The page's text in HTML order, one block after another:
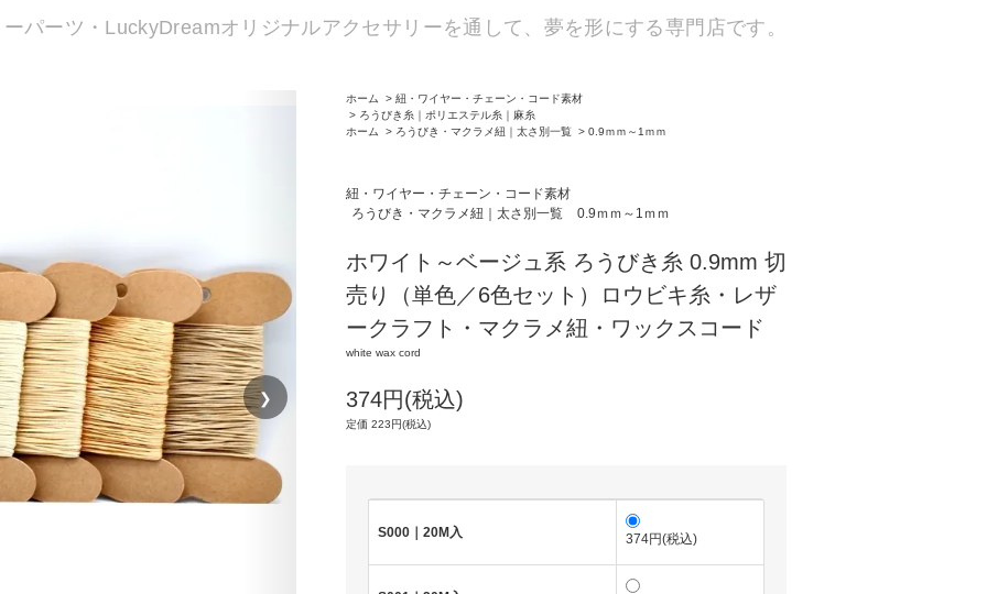
パーツ・LuckyDreamオリジナルアクセサリーを通して、夢を形にする専門店です。
❯
ホーム > 紐・ワイヤー・チェーン・コード素材
> ろうびき糸｜ポリエステル糸｜麻糸
ホーム
> ろうびき・マクラメ紐｜太さ別一覧 > 0.9ｍｍ～1ｍｍ
紐・ワイヤー・チェーン・コード素材
ろうびき・マクラメ紐｜太さ別一覧
0.9ｍｍ～1ｍｍ
ホワイト～ベージュ系 ろうびき糸 0.9mm 切
売り（単色／6色セット）ロウビキ糸・レザ
ークラフト・マクラメ紐・ワックスコード
white wax cord
374円(税込)
定価 223円(税込)
S000｜20M入 374円(税込)